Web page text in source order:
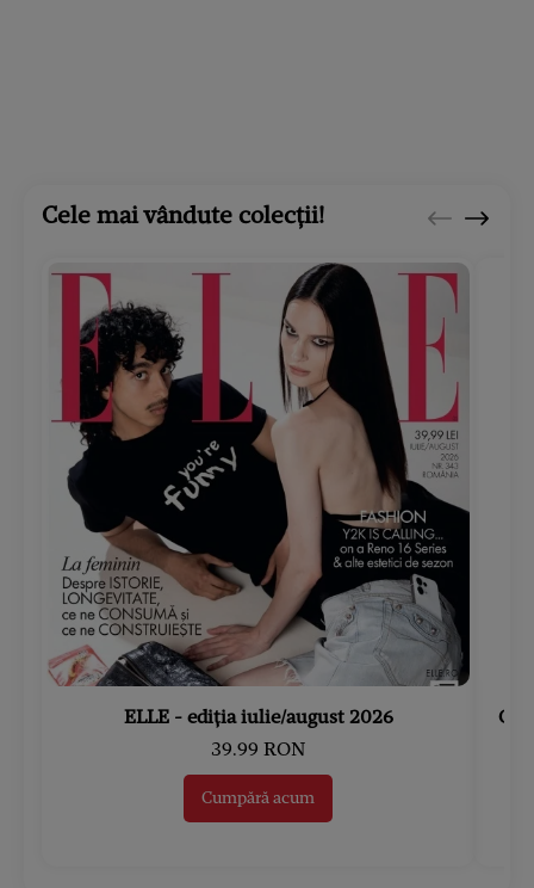
Cele mai vândute colecții!
ELLE - ediția iulie/august 2026
39.99 RON
Cumpără acum